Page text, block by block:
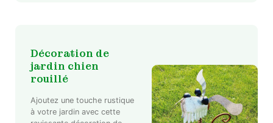
Décoration de
jardin chien
rouillé
Ajoutez une touche rustique
à votre jardin avec cette